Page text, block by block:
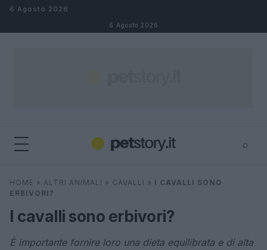
Salta al contenuto
6 Agosto 2026
6 Agosto 2026
⌕
Cerca
HOME » ALTRI ANIMALI » CAVALLI » I CAVALLI SONO
ERBIVORI?
I cavalli sono erbivori?
È importante fornire loro una dieta equilibrata e di alta